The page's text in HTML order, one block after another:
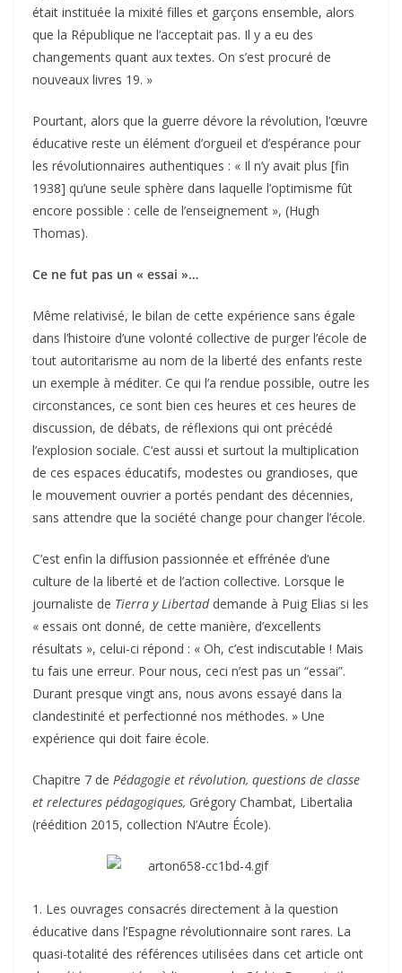
était instituée la mixité filles et garçons ensemble, alors
que la République ne l’acceptait pas. Il y a eu des
changements quant aux textes. On s’est procuré de
nouveaux livres 19. »
Pourtant, alors que la guerre dévore la révolution, l’œuvre
éducative reste un élément d’orgueil et d’espérance pour
les révolutionnaires authentiques : « Il n’y avait plus [fin
1938] qu’une seule sphère dans laquelle l’optimisme fût
encore possible : celle de l’enseignement », (Hugh
Thomas).
Ce ne fut pas un « essai »…
Même relativisé, le bilan de cette expérience sans égale
dans l’histoire d’une volonté collective de purger l’école de
tout autoritarisme au nom de la liberté des enfants reste
un exemple à méditer. Ce qui l’a rendue possible, outre les
circonstances, ce sont bien ces heures et ces heures de
discussion, de débats, de réflexions qui ont précédé
l’explosion sociale. C’est aussi et surtout la multiplication
de ces espaces éducatifs, modestes ou grandioses, que
le mouvement ouvrier a portés pendant des décennies,
sans attendre que la société change pour changer l’école.
C’est enfin la diffusion passionnée et effrénée d’une
culture de la liberté et de l’action collective. Lorsque le
journaliste de Tierra y Libertad demande à Puig Elias si les
« essais ont donné, de cette manière, d’excellents
résultats », celui-ci répond : « Oh, c’est indiscutable ! Mais
tu fais une erreur. Pour nous, ceci n’est pas un “essai”.
Durant presque vingt ans, nous avons essayé dans la
clandestinité et perfectionné nos méthodes. » Une
expérience qui doit faire école.
Chapitre 7 de Pédagogie et révolution, questions de classe
et relectures pédagogiques, Grégory Chambat, Libertalia
(réédition 2015, collection N’Autre École).
1. Les ouvrages consacrés directement à la question
éducative dans l’Espagne révolutionnaire sont rares. La
quasi-totalité des références utilisées dans cet article ont